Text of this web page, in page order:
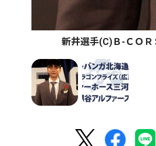
新井選手(C)Ｂ-ＣＯＲ